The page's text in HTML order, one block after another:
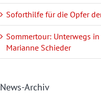
Soforthilfe für die Opfer
Sommertour: Unterwegs
Marianne Schieder
News-Archiv